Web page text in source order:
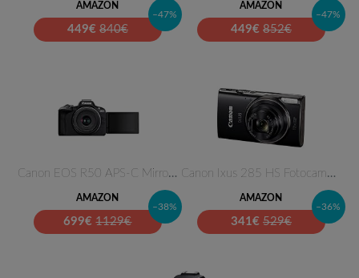
AMAZON
449€ 840€
–47%
AMAZON
449€ 852€
–47%
Canon EOS R50 APS-C Mirrorless…
AMAZON
699€ 1129€
–38%
Canon Ixus 285 HS Fotocamera C…
AMAZON
341€ 529€
–36%